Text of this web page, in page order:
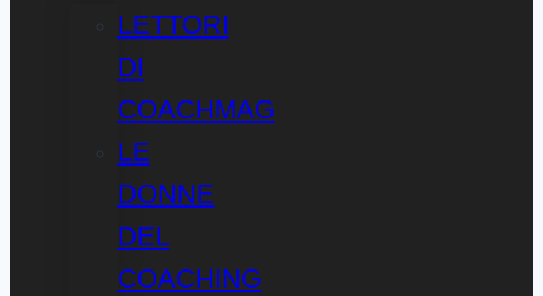
LETTORI
DI
COACHMAG
LE
DONNE
DEL
COACHING